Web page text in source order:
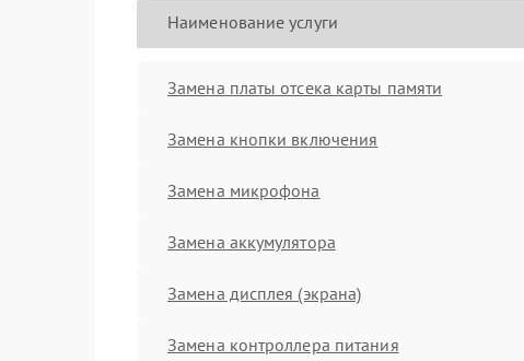
Наименование услуги
Замена платы отсека карты памяти
Замена кнопки включения
Замена микрофона
Замена аккумулятора
Замена дисплея (экрана)
Замена контроллера питания